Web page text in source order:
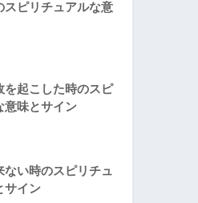
スピリチュアルな意
を起こした時のスピ
意味とサイン
ない時のスピリチュ
サイン